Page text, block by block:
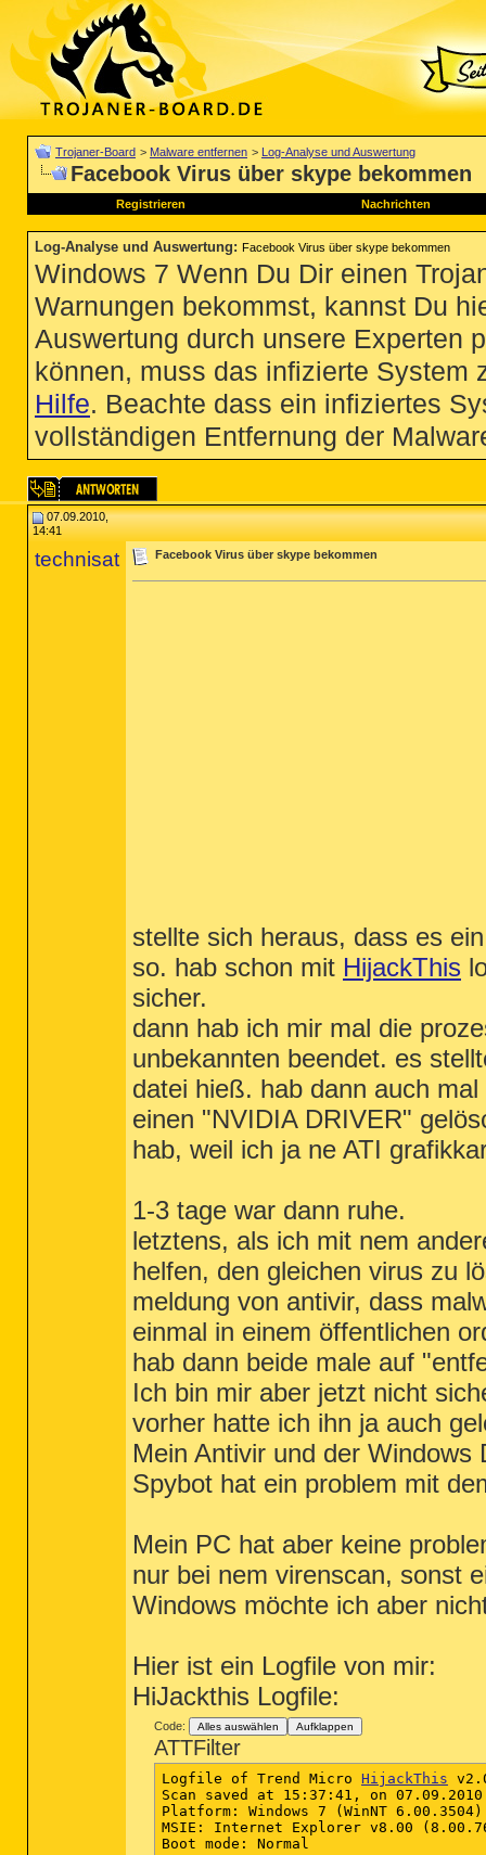
Trojaner-Board > Malware entfernen > Log-Analyse und Auswertung
Facebook Virus über skype bekommen
Registrieren Nachrichten
Log-Analyse und Auswertung: Facebook Virus über skype bekommen
Windows 7 Wenn Du Dir einen
Warnungen bekommst, kannst Du
Auswertung durch unsere Experten
können, muss das infizierte System
Hilfe. Beachte dass ein infiziertes
vollständigen Entfernung der
07.09.2010,
14:41
technisat Facebook Virus über skype bekommen
stellte sich heraus, dass es
so. hab schon mit HijackThis
sicher.
dann hab ich mir mal die
unbekannten beendet. es
datei hieß. hab dann auch
einen "NVIDIA DRIVER"
hab, weil ich ja ne ATI
1-3 tage war dann ruhe.
letztens, als ich mit nem
helfen, den gleichen virus zu
meldung von antivir, dass
einmal in einem öffentlichen
hab dann beide male auf
Ich bin mir aber jetzt nicht
vorher hatte ich ihn ja auch
Mein Antivir und der Windows
Spybot hat ein problem mit
Mein PC hat aber keine
nur bei nem virenscan, sonst
Windows möchte ich aber
Hier ist ein Logfile von mir:
HiJackthis Logfile:
Code: Alles auswählen Aufklappen
ATTFilter
Logfile of Trend Micro HijackThis
Scan saved at 15:37:41, on 07.09.2010
Platform: Windows 7 (WinNT 6.00.3504)
MSIE: Internet Explorer v8.00
Boot mode: Normal